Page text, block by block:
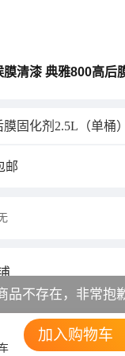
膜清漆 典雅800高后
固化剂2.5L（单桶）
邮
服务态度 5分
品不存在，非常抱
加入购物车